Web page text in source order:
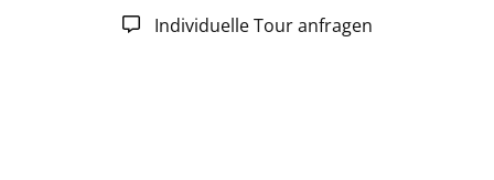
Individuelle Tour anfragen